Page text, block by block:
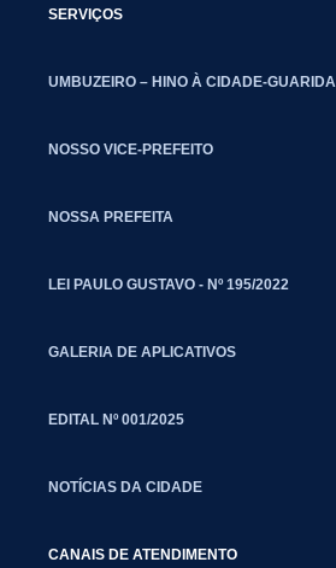
SERVIÇOS
UMBUZEIRO – HINO À CIDADE-GUARIDA
NOSSO VICE-PREFEITO
NOSSA PREFEITA
LEI PAULO GUSTAVO - Nº 195/2022
GALERIA DE APLICATIVOS
EDITAL Nº 001/2025
NOTÍCIAS DA CIDADE
CANAIS DE ATENDIMENTO